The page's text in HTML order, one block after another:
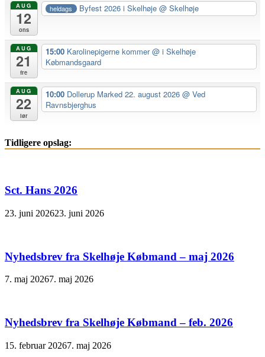
AUG
12
ons
heldags Byfest 2026 i Skelhøje@ Skelhøje
AUG
21
fre
15:00 Karolinepigerne kommer@ i Skelhøje
Købmandsgaard
AUG
22
lør
10:00 Dollerup Marked 22. august 2026 @ Ved
Ravnsbjerghus
Tidligere opslag:
Sct. Hans 2026
23. juni 202623. juni 2026
Nyhedsbrev fra Skelhøje Købmand – maj 2026
7. maj 20267. maj 2026
Nyhedsbrev fra Skelhøje Købmand – feb. 2026
15. februar 20267. maj 2026